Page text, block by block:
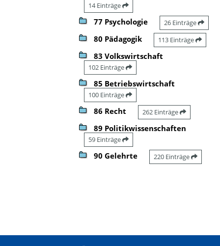
14 Einträge
77 Psychologie 26 Einträge
80 Pädagogik 113 Einträge
83 Volkswirtschaft
102 Einträge
85 Betriebswirtschaft
100 Einträge
86 Recht 262 Einträge
89 Politikwissenschaften
59 Einträge
90 Gelehrte 220 Einträge